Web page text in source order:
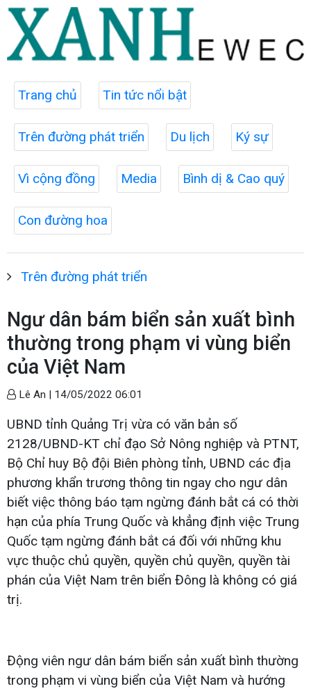
Trang chủ Tin tức nổi bật
Trên đường phát triển Du lịch Ký sự
Vì cộng đồng Media Bình dị & Cao quý
Con đường hoa
Trên đường phát triển
Ngư dân bám biển sản xuất bình
thường trong phạm vi vùng biển
của Việt Nam
Lê An | 14/05/2022 06:01
UBND tỉnh Quảng Trị vừa có văn bản số
2128/UBND-KT chỉ đạo Sở Nông nghiệp và PTNT,
Bộ Chỉ huy Bộ đội Biên phòng tỉnh, UBND các địa
phương khẩn trương thông tin ngay cho ngư dân
biết việc thông báo tạm ngừng đánh bắt cá có thời
hạn của phía Trung Quốc và khẳng định việc Trung
Quốc tạm ngừng đánh bắt cá đối với những khu
vực thuộc chủ quyền, quyền chủ quyền, quyền tài
phán của Việt Nam trên biển Đông là không có giá
trị.
Động viên ngư dân bám biển sản xuất bình thường
trong phạm vi vùng biển của Việt Nam và hướng